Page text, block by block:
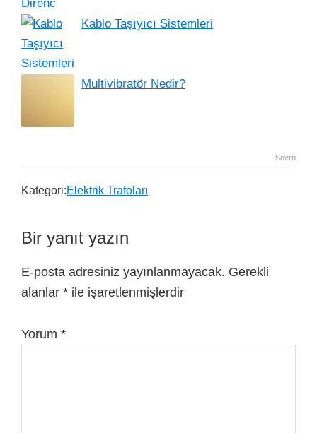
Kablo Taşıyıcı Sistemleri
Multivibratör Nedir?
Sovrn
Kategori:Elektrik Trafoları
Bir yanıt yazın
E-posta adresiniz yayınlanmayacak. Gerekli
alanlar * ile işaretlenmişlerdir
Yorum *